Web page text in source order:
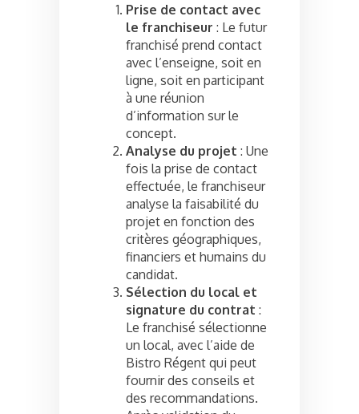
Prise de contact avec
le franchiseur : Le futur
franchisé prend contact
avec l’enseigne, soit en
ligne, soit en participant
à une réunion
d’information sur le
concept.
Analyse du projet : Une
fois la prise de contact
effectuée, le franchiseur
analyse la faisabilité du
projet en fonction des
critères géographiques,
financiers et humains du
candidat.
Sélection du local et
signature du contrat :
Le franchisé sélectionne
un local, avec l’aide de
Bistro Régent qui peut
fournir des conseils et
des recommandations.